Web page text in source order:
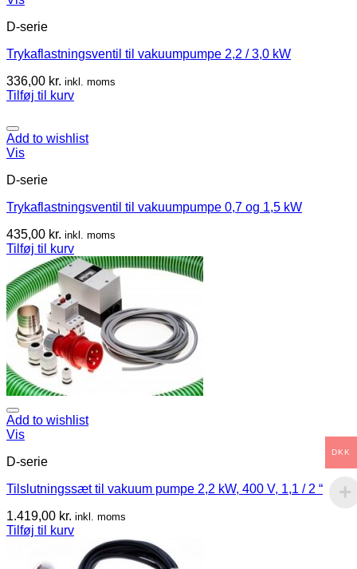
D-serie
Trykaflastningsventil til vakuumpumpe 2,2 / 3,0 kW
336,00 kr. inkl. moms
Tilføj til kurv
Add to wishlist
Vis
D-serie
Trykaflastningsventil til vakuumpumpe 0,7 og 1,5 kW
435,00 kr. inkl. moms
Tilføj til kurv
Add to wishlist
Vis
D-serie
Tilslutningssæt til vakuum pumpe 2,2 kW, 400 V, 1,1 / 2 “
1.419,00 kr. inkl. moms
Tilføj til kurv
DKK